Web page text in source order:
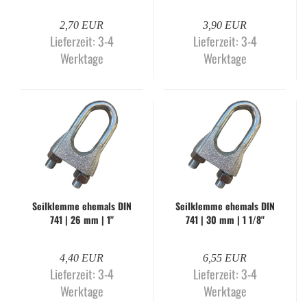
2,70 EUR
Lieferzeit:3-4
Werktage
3,90 EUR
Lieferzeit:3-4
Werktage
Seil­klem­me ehe­mals DIN
741 | 26 mm | 1"
4,40 EUR
Lieferzeit:3-4
Werktage
Seil­klem­me ehe­mals DIN
741 | 30 mm | 1 1/8"
6,55 EUR
Lieferzeit:3-4
Werktage